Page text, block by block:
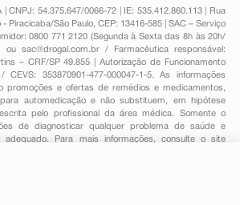
| CNPJ: 54.375.647/0066-72 | IE: 535.412.860.113 | Rua
Piracicaba/São Paulo, CEP: 13416-585 | SAC – Serviço
0800 771 2120 (Segunda à Sexta das 8h às 20h/
ou sac@drogal.com.br/ Farmacêutica responsável:
– CRF/SP 49.855 | Autorização de Funcionamento
CEVS: 353870901-477-000047-1-5. As informações
promoções e ofertas de remédios e medicamentos,
automedicação e não substituem, em hipótese
pelo profissional da área médica. Somente o
de diagnosticar qualquer problema de saúde e
adequado. Para mais informações, consulte o site